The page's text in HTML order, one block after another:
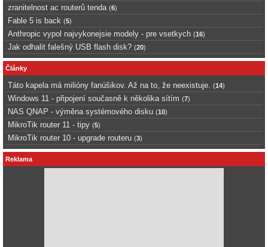
zranitelnost ac routerů tenda (6)
Fable 5 is back (5)
Anthropic vypol najvykonejsie modely - pre vsetkych (16)
Jak odhalit falešný USB flash disk? (20)
Články
Táto kapela má milióny fanúšikov. Až na to, že neexistuje. (14)
Windows 11 - připojení současně k několika sítím (7)
NAS QNAP - výměna systémového disku (10)
MikroTik router 11 - tipy (5)
MikroTik router 10 - upgrade routeru (3)
Reklama